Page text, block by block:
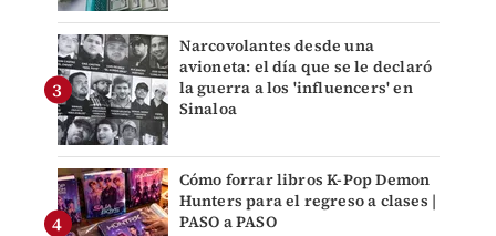
Narcovolantes desde una
avioneta: el día que se le declaró
la guerra a los 'influencers' en
Sinaloa
Cómo forrar libros K-Pop Demon
Hunters para el regreso a clases |
PASO a PASO